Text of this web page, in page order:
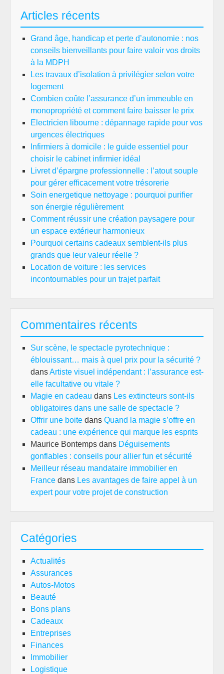
Articles récents
Grand âge, handicap et perte d’autonomie : nos
conseils bienveillants pour faire valoir vos droits
à la MDPH
Les travaux d’isolation à privilégier selon votre
logement
Combien coûte l’assurance d’un immeuble en
monopropriété et comment faire baisser le prix
Electricien libourne : dépannage rapide pour vos
urgences électriques
Infirmiers à domicile : le guide essentiel pour
choisir le cabinet infirmier idéal
Livret d’épargne professionnelle : l’atout souple
pour gérer efficacement votre trésorerie
Soin energetique nettoyage : pourquoi purifier
son énergie régulièrement
Comment réussir une création paysagere pour
un espace extérieur harmonieux
Pourquoi certains cadeaux semblent-ils plus
grands que leur valeur réelle ?
Location de voiture : les services
incontournables pour un trajet parfait
Commentaires récents
Sur scène, le spectacle pyrotechnique :
éblouissant… mais à quel prix pour la sécurité ?
dansArtiste visuel indépendant : l’assurance est-
elle facultative ou vitale ?
Magie en cadeau dans Les extincteurs sont-ils
obligatoires dans une salle de spectacle ?
Offrir une boite dans Quand la magie s’offre en
cadeau : une expérience qui marque les esprits
Maurice Bontemps dans Déguisements
gonflables : conseils pour allier fun et sécurité
Meilleur réseau mandataire immobilier en
France dans Les avantages de faire appel à un
expert pour votre projet de construction
Catégories
Actualités
Assurances
Autos-Motos
Beauté
Bons plans
Cadeaux
Entreprises
Finances
Immobilier
Logistique